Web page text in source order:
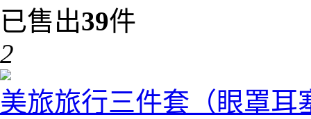
已售出39件
2
美旅旅行三件套（眼罩耳